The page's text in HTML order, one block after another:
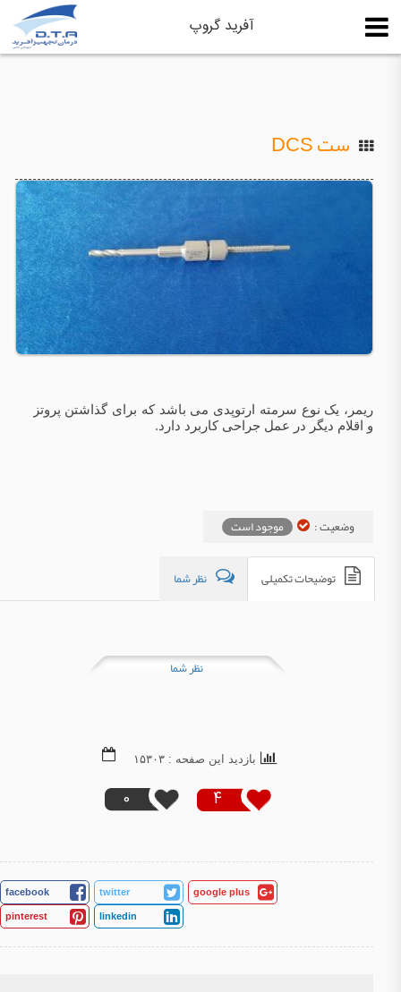
آفرید گروپ
ست DCS
ریمر، یک نوع سرمته ارتوپدی می باشد که برای گذاشتن پروتز
و اقلام دیگر در عمل جراحی کاربرد دارد.
وضعیت : موجود است
توضیحات تکمیلی نظر شما
نظر شما
4
0
بازدید این صفحه : ۱۵۳۰۳
facebook twitter google plus
pinterest linkedin